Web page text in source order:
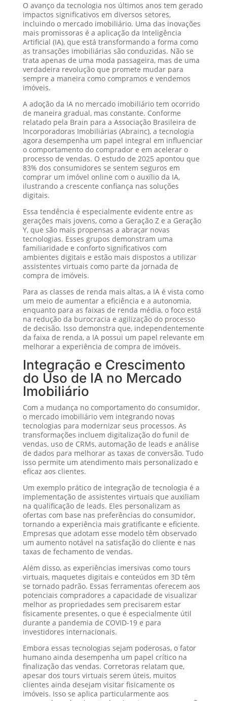
O avanço da tecnologia nos últimos anos tem gerado
impactos significativos em diversos setores,
incluindo o mercado imobiliário. Uma das inovações
mais promissoras é a aplicação da Inteligência
Artificial (IA), que está transformando a forma como
as transações imobiliárias são conduzidas. Não se
trata apenas de uma moda passageira, mas de uma
verdadeira revolução que promete mudar para
sempre a maneira como compramos e vendemos
imóveis.
A adoção da IA no mercado imobiliário tem ocorrido
de maneira gradual, mas constante. Conforme
relatado pela Brain para a Associação Brasileira de
Incorporadoras Imobiliárias (Abrainc), a tecnologia
agora desempenha um papel integral em influenciar
o comportamento do comprador e em acelerar o
processo de vendas. O estudo de 2025 apontou que
83% dos consumidores se sentem seguros em
comprar um imóvel online com o auxílio da IA,
ilustrando a crescente confiança nas soluções
digitais.
Essa tendência é especialmente evidente entre as
gerações mais jovens, como a Geração Z e a Geração
Y, que são mais propensas a abraçar novas
tecnologias. Esses grupos demonstram uma
familiaridade e conforto significativos com
ambientes digitais e estão mais dispostos a utilizar
assistentes virtuais como parte da jornada de
compra de imóveis.
Para as classes de renda mais altas, a IA é vista como
um meio de aumentar a eficiência e a autonomia,
enquanto para as faixas de renda média, o foco está
na redução da burocracia e agilização do processo
de decisão. Isso demonstra que, independentemente
da faixa de renda, a IA possui um papel relevante em
melhorar a experiência de compra de imóveis.
Integração e Crescimento
do Uso de IA no Mercado
Imobiliário
Com a mudança no comportamento do consumidor,
o mercado imobiliário vem integrando novas
tecnologias para modernizar seus processos. As
transformações incluem digitalização do funil de
vendas, uso de CRMs, automação de leads e análise
de dados para melhorar as taxas de conversão. Tudo
isso permite um atendimento mais personalizado e
eficaz aos clientes.
Um exemplo prático de integração de tecnologia é a
implementação de assistentes virtuais que auxiliam
na qualificação de leads. Eles personalizam as
ofertas com base nas preferências do consumidor,
tornando a experiência mais gratificante e eficiente.
Empresas que adotam esse modelo têm observado
um aumento notável na satisfação do cliente e nas
taxas de fechamento de vendas.
Além disso, as experiências imersivas como tours
virtuais, maquetes digitais e conteúdos em 3D têm
se tornado padrão. Essas ferramentas oferecem aos
potenciais compradores a capacidade de visualizar
melhor as propriedades sem precisarem estar
fisicamente presentes, o que é especialmente útil
durante a pandemia de COVID-19 e para
investidores internacionais.
Embora essas tecnologias sejam poderosas, o fator
humano ainda desempenha um papel crítico na
finalização das vendas. Corretoras relatam que,
apesar dos tours virtuais serem úteis, muitos
clientes ainda desejam visitar fisicamente os
imóveis. Isso se aplica particularmente aos